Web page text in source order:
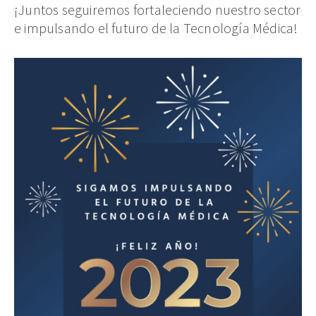
¡Juntos seguiremos fortaleciendo nuestro sector
e impulsando el futuro de la Tecnología Médica!